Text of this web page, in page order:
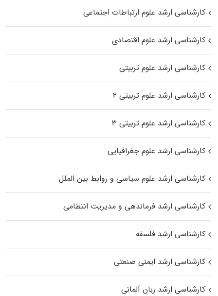
کارشناسی ارشد علوم ارتباطات اجتماعی
کارشناسی ارشد علوم اقتصادی
کارشناسی ارشد علوم تربیتی
کارشناسی ارشد علوم تربیتی ۲
کارشناسی ارشد علوم تربیتی ۳
کارشناسی ارشد علوم جغرافیایی
کارشناسی ارشد علوم سیاسی و روابط بین الملل
کارشناسی ارشد فرماندهی و مدیریت انتظامی
کارشناسی ارشد فلسفه
کارشناسی ارشد ایمنی صنعتی
کارشناسی ارشد زبان آلمانی